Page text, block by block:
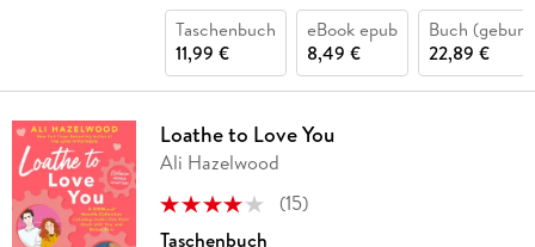
Taschenbuch
11,99 €
eBook epub
8,49 €
Buch
22,89 €
Loathe to Love You
Ali Hazelwood
(15)
Taschenbuch